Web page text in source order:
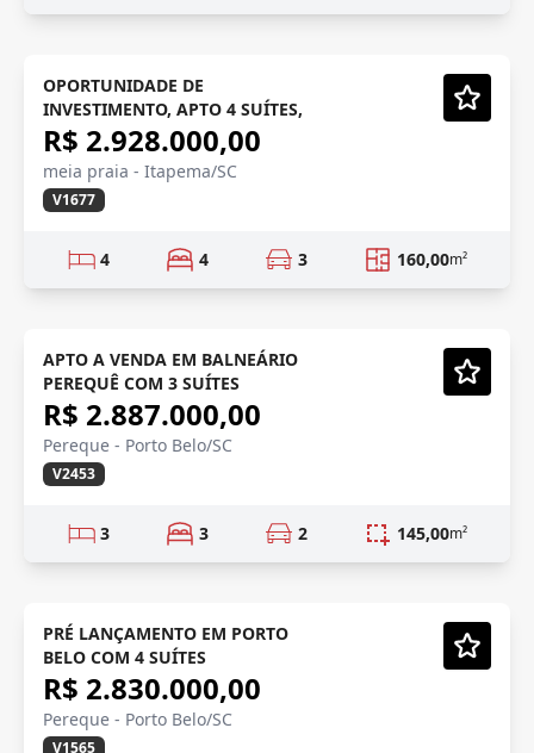
INVESTIMENTO
Vídeo
Em Construção
OPORTUNIDADE DE
INVESTIMENTO, APTO 4 SUÍTES,
R$ 2.928.000,00
meia praia - Itapema/SC
V1677
4 4 3 160,00m²
RECÉM ENTREGUE
Vídeo
APTO A VENDA EM BALNEÁRIO
PEREQUÊ COM 3 SUÍTES
R$ 2.887.000,00
Pereque - Porto Belo/SC
V2453
3 3 2 145,00m²
PRÉ LANÇAMENTO
Vídeo
Em Construção
PRÉ LANÇAMENTO EM PORTO
BELO COM 4 SUÍTES
R$ 2.830.000,00
Pereque - Porto Belo/SC
V1565